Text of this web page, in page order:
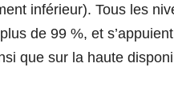
inférieur). Tous les
de 99 %, et
que sur la haute